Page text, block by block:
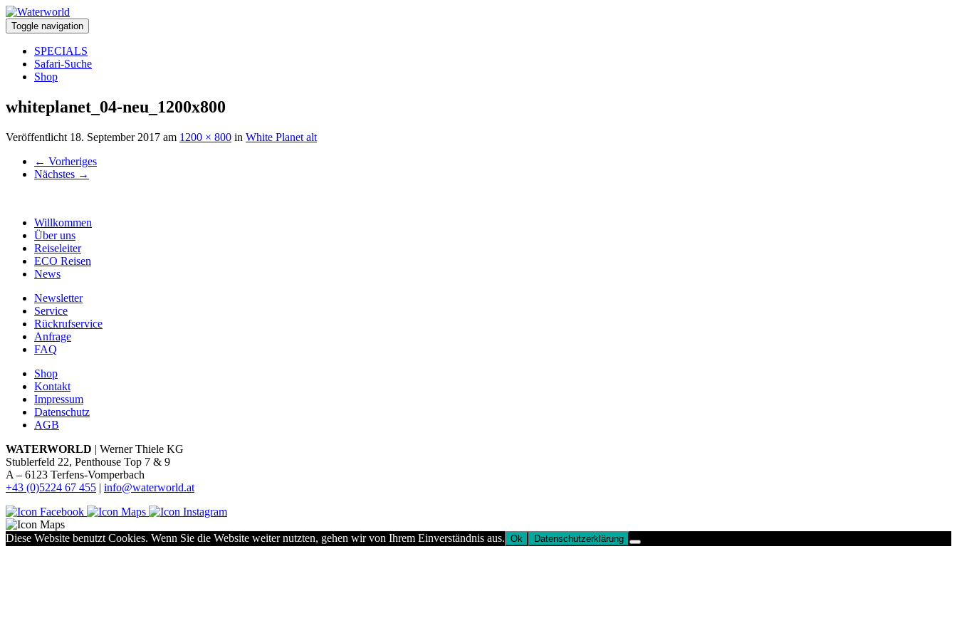
Toggle navigation
SPECIALS
Safari-Suche
Shop
whiteplanet_04-neu_1200x800
Veröffentlicht 18. September 2017 am 1200 × 800 in White Planet alt
← Vorheriges
Nächstes →
Willkommen
Über uns
Reiseleiter
ECO Reisen
News
Newsletter
Service
Rückrufservice
Anfrage
FAQ
Shop
Kontakt
Impressum
Datenschutz
AGB
WATERWORLD | Werner Thiele KG
Stublerfeld 22, Penthouse Top 7 & 9
A – 6123 Terfens-Vomperbach
+43 (0)5224 67 455 | info@waterworld.at
Diese Website benutzt Cookies. Wenn Sie die Website weiter nutzten, gehen wir von Ihrem Einverständnis aus. Ok Datenschutzerklärung